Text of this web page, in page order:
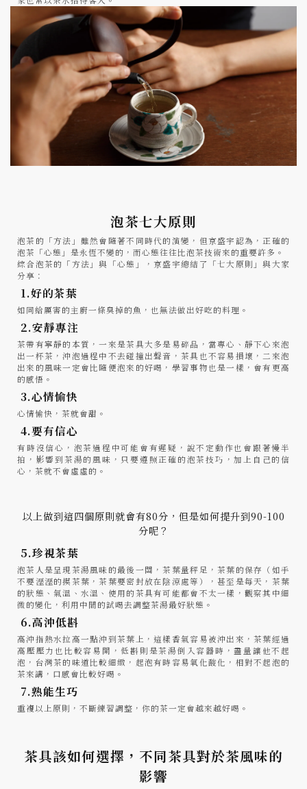
泡茶七大原則
泡茶的「方法」雖然會隨著不同時代的演變，但京盛宇認為，正確的
泡茶「心態」是永恆不變的，而心態往往比泡茶技術來的重要許多。
綜合泡茶的「方法」與「心態」，京盛宇總結了「七大原則」與大家
分享：
1.好的茶葉
如同給厲害的主廚一條臭掉的魚，也無法做出好吃的料理。
2.安靜專注
茶帶有寧靜的本質，一來是茶具大多是易碎品，當專心、靜下心來泡
出一杯茶，沖泡過程中不去碰撞出聲音，茶具也不容易損壞，二來泡
出來的風味一定會比隨便泡來的好喝，學習事物也是一樣，會有更高
的感悟。
3.心情愉快
心情愉快，茶就會甜。
4.要有信心
有時沒信心，泡茶過程中可能會有遲疑，說不定動作也會跟著慢半
拍，影響到茶湯的風味，只要遵照正確的泡茶技巧，加上自己的信
心，茶就不會虛虛的。
以上做到這四個原則就會有80分，但是如何提升到90-100
分呢？
5.珍視茶葉
泡茶人是呈現茶湯風味的最後一關，茶葉量秤足，茶葉的保存（如手
不要溼溼的摸茶葉，茶葉要密封放在陰涼處等），甚至是每天，茶葉
的狀態、氣溫、水溫、使用的茶具有可能都會不太一樣，觀察其中細
微的變化，利用中間的試喝去調整茶湯最好狀態。
6.高沖低斟
高沖指熱水拉高一點沖到茶葉上，這樣香氣容易被沖出來，茶葉經過
高壓壓力也比較容易開，低斟則是茶湯倒入容器時，盡量讓他不起
泡，台灣茶的味道比較細緻，起泡有時容易氧化酸化，相對不起泡的
茶來講，口感會比較好喝。
7.熟能生巧
重複以上原則，不斷練習調整，你的茶一定會越來越好喝。
茶具該如何選擇，不同茶具對於茶風味的
影響